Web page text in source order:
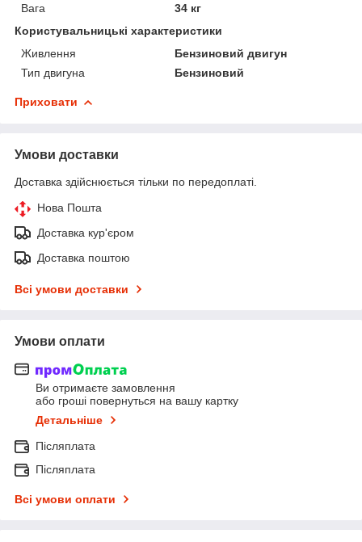
Вага
34 кг
Користувальницькі характеристики
Живлення
Бензиновий двигун
Тип двигуна
Бензиновий
Приховати
Умови доставки
Доставка здійснюється тільки по передоплаті.
Нова Пошта
Доставка кур'єром
Доставка поштою
Всі умови доставки
Умови оплати
Ви отримаєте замовлення
або гроші повернуться на вашу картку
Детальніше
Післяплата
Післяплата
Всі умови оплати